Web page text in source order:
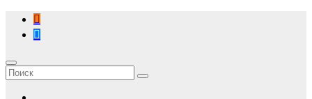
Перейти
содержимому